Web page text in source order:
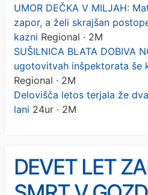
UMOR DEČKA V MILJAH:
zapor, a želi skrajšan
kazni Regional · 2M
SUŠILNICA BLATA DOBIVA
ugotovitvah inšpektorata še
Regional · 2M
Delovišča letos terjala že
lani 24ur · 2M
DEVET LET